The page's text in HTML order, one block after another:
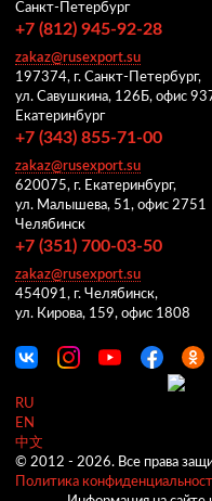
Санкт-Петербург
+7 (812) 945-92-28
zakaz@rusexport.su
197374, г. Санкт-Петербург,
ул. Савушкина, 126Б, офис
Екатеринбург
+7 (343) 855-71-00
zakaz@rusexport.su
620075, г. Екатеринбург,
ул. Малышева, 51, офис 2751
Челябинск
+7 (351) 700-03-50
zakaz@rusexport.su
454091, г. Челябинск,
ул. Кирова, 159, офис 1808
RU
EN
中文
© 2012 - 2026. Все права
Политика